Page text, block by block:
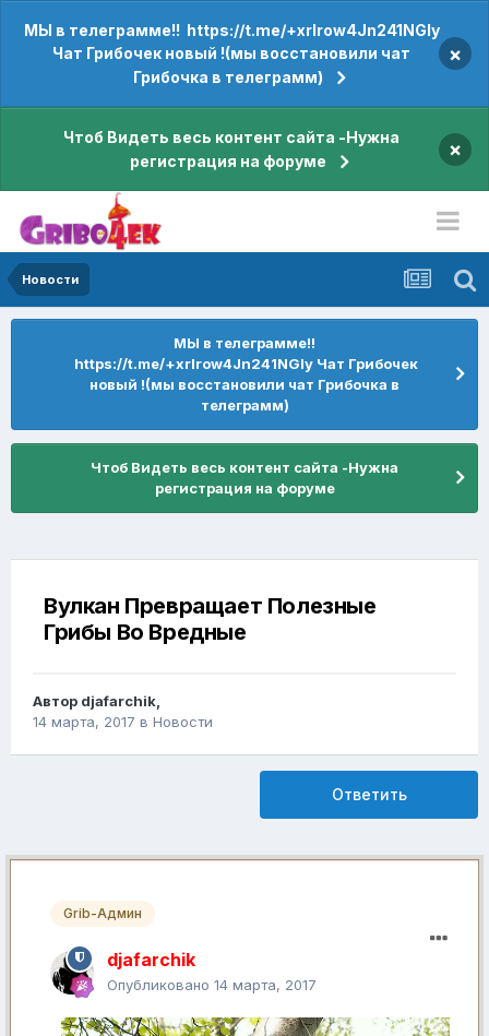
МЫ в телеграмме!! https://t.me/+xrIrow4Jn241NGIy
Чат Грибочек новый !(мы восстановили чат
Грибочка в телеграмм)
×
Чтоб Видеть весь контент сайта -Нужна
регистрация на форуме
×
Новости
МЫ в телеграмме!!
https://t.me/+xrIrow4Jn241NGIy Чат Грибочек
новый !(мы восстановили чат Грибочка в
телеграмм)
Чтоб Видеть весь контент сайта -Нужна
регистрация на форуме
Вулкан Превращает Полезные
Грибы Во Вредные
Автор djafarchik,
14 марта, 2017 в Новости
Ответить
Grib-Админ
djafarchik
Опубликовано 14 марта, 2017